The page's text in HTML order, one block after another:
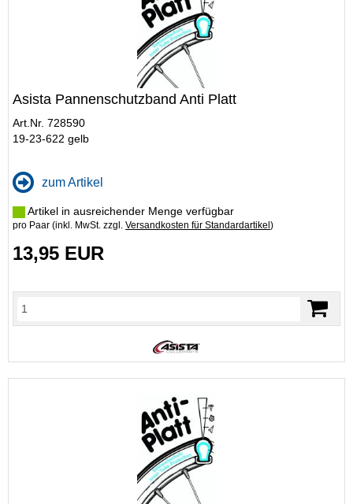
Asista Pannenschutzband Anti Platt
Art.Nr. 728590
19-23-622 gelb
zum Artikel
Artikel in ausreichender Menge verfügbar
pro Paar (inkl. MwSt. zzgl. Versandkosten für Standardartikel )
13,95 EUR